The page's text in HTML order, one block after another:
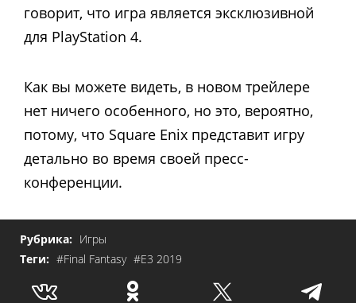
говорит, что игра является эксклюзивной
для PlayStation 4.
Как вы можете видеть, в новом трейлере
нет ничего особенного, но это, вероятно,
потому, что Square Enix представит игру
детально во время своей пресс-
конференции.
Рубрика: Игры
Теги: #Final Fantasy #E3 2019